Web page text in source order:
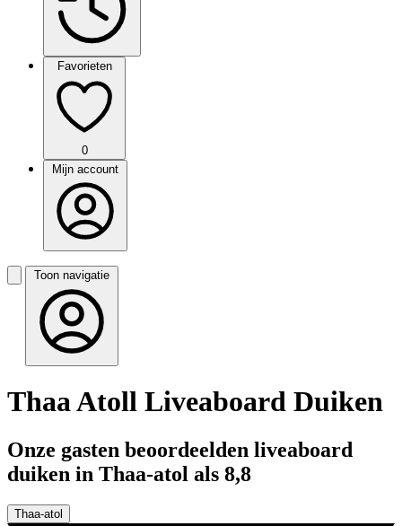
Favorieten
0
Mijn account
Toon navigatie
Thaa Atoll Liveaboard Duiken
Onze gasten beoordeelden liveaboard
duiken in Thaa-atol als 8,8
Thaa-atol